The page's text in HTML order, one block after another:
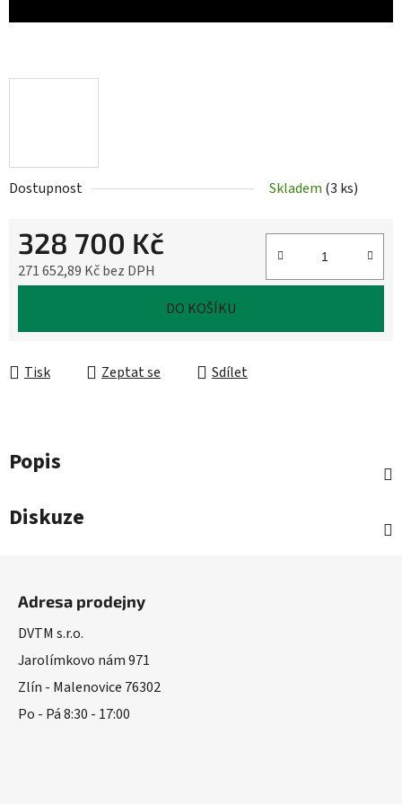
Dostupnost Skladem (3 ks)
328 700 Kč
271 652,89 Kč bez DPH
DO KOŠÍKU
Tisk Zeptat se Sdílet
Popis
Diskuze
Adresa prodejny
DVTM s.r.o.
Jarolímkovo nám 971
Zlín - Malenovice 76302
Po - Pá 8:30 - 17:00